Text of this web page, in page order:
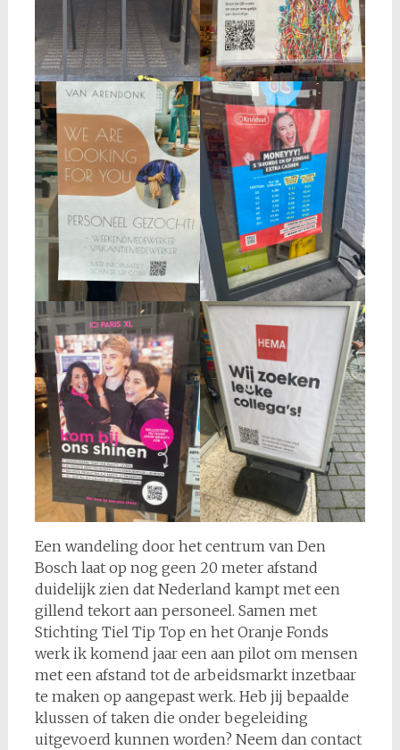
Een wandeling door het centrum van Den
Bosch laat op nog geen 20 meter afstand
duidelijk zien dat Nederland kampt met een
gillend tekort aan personeel. Samen met
Stichting Tiel Tip Top en het Oranje Fonds
werk ik komend jaar een aan pilot om mensen
met een afstand tot de arbeidsmarkt inzetbaar
te maken op aangepast werk. Heb jij bepaalde
klussen of taken die onder begeleiding
uitgevoerd kunnen worden? Neem dan contact